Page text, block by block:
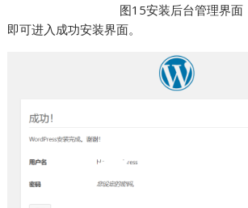
图15安装后台管理界面
即可进入成功安装界面。